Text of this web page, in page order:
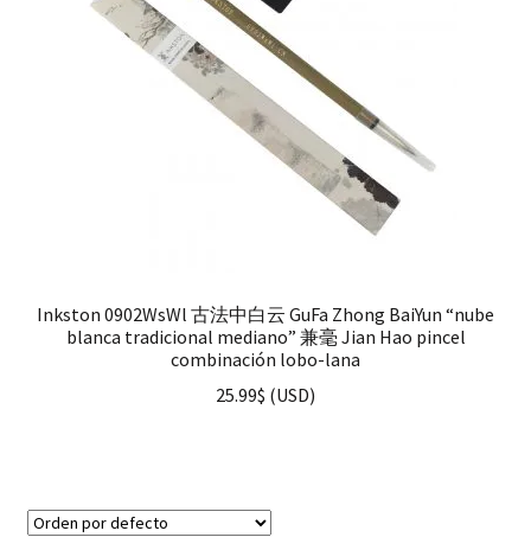
Inkston 0902WsWl 古法中白云 GuFa Zhong BaiYun “nube
blanca tradicional mediano” 兼毫 Jian Hao pincel
combinación lobo-lana
25.99$ (USD)